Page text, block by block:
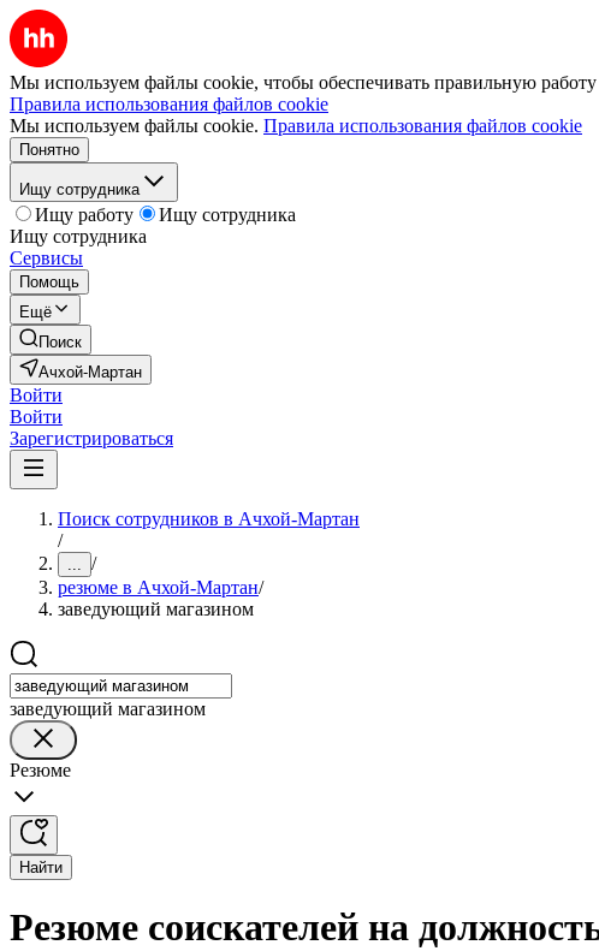
Мы используем файлы cookie, чтобы обеспечивать правильную работу
Правила использования файлов cookie
Мы используем файлы cookie. Правила использования файлов cookie
Понятно
Ищу сотрудника
Ищу работу
Ищу сотрудника
Ищу сотрудника
Сервисы
Помощь
Ещё
Поиск
Ачхой-Мартан
Войти
Войти
Зарегистрироваться
Поиск сотрудников в Ачхой-Мартан
/
... /
резюме в Ачхой-Мартан/
заведующий магазином
заведующий магазином
Резюме
Найти
Резюме соискателей на